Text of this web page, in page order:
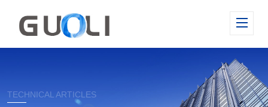
TECHNICAL ARTICLES